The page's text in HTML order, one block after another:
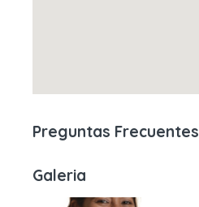
Preguntas Frecuentes
Galeria